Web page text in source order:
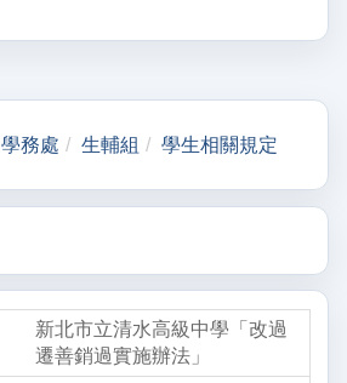
學務處 生輔組 學生相關規定
新北市立清水高級中學「改過
遷善銷過實施辦法」